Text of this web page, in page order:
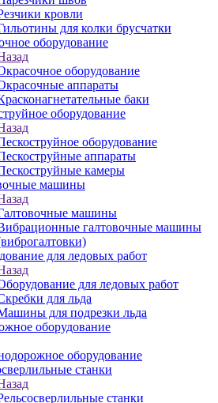
кровли
для колки брусчатки
оборудование
оборудование
аппараты
баки
оборудование
оборудование
аппараты
камеры
машины
машины
галтовочные машины
для ледовых работ
для ледовых работ
для льда
для подрезки льда
оборудование
оборудование
станки
станки